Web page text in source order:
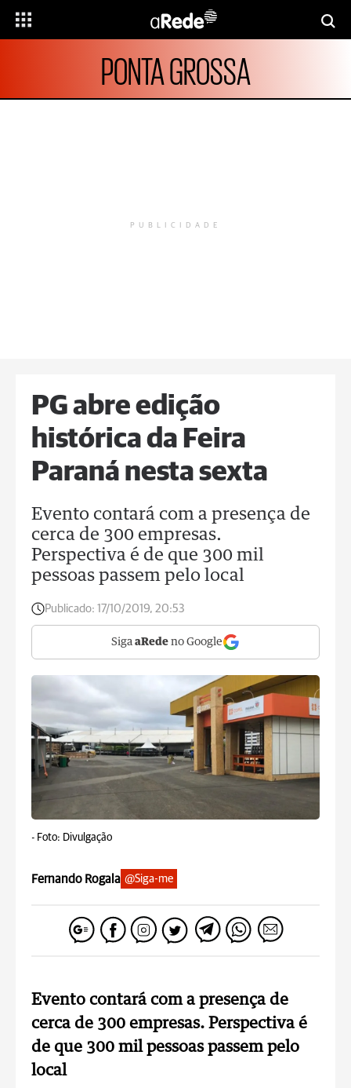
PONTA GROSSA
PUBLICIDADE
PG abre edição
histórica da Feira
Paraná nesta sexta
Evento contará com a presença de
cerca de 300 empresas.
Perspectiva é de que 300 mil
pessoas passem pelo local
Publicado: 17/10/2019, 20:53
Siga aRede no Google
- Foto: Divulgação
Fernando Rogala @Siga-me
Evento contará com a presença de
cerca de 300 empresas. Perspectiva é
de que 300 mil pessoas passem pelo
local